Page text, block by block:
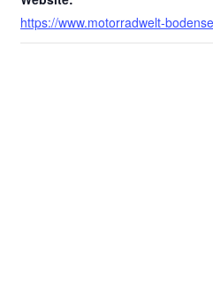
https://www.motorradwelt-